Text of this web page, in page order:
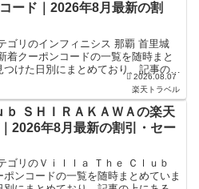
ード｜2026年8月最新の割
ゴリのインフィニシス 那覇 首里城
着クーポンコードの一覧を随時まと
けた日別にまとめており、記事の上
ンになります。ホテル・...
2026.08.07
楽天トラベル
ｂ ＳＨＩＲＡＫＡＷＡの楽天
2026年8月最新の割引・セー
ゴリのＶｉｌｌａ Ｔｈｅ Ｃｌｕｂ
ンコードの一覧を随時まとめていま